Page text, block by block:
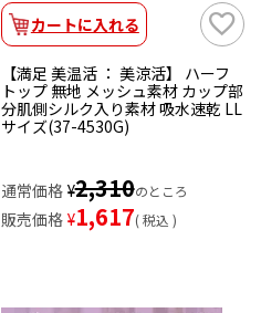
カートに入れる
【満足 美温活 ： 美涼活】 ハーフ
トップ 無地 メッシュ素材 カップ部
分肌側シルク入り素材 吸水速乾 LL
サイズ(37-4530G)
通常価格 ¥2,310のところ
販売価格 ¥1,617 税込